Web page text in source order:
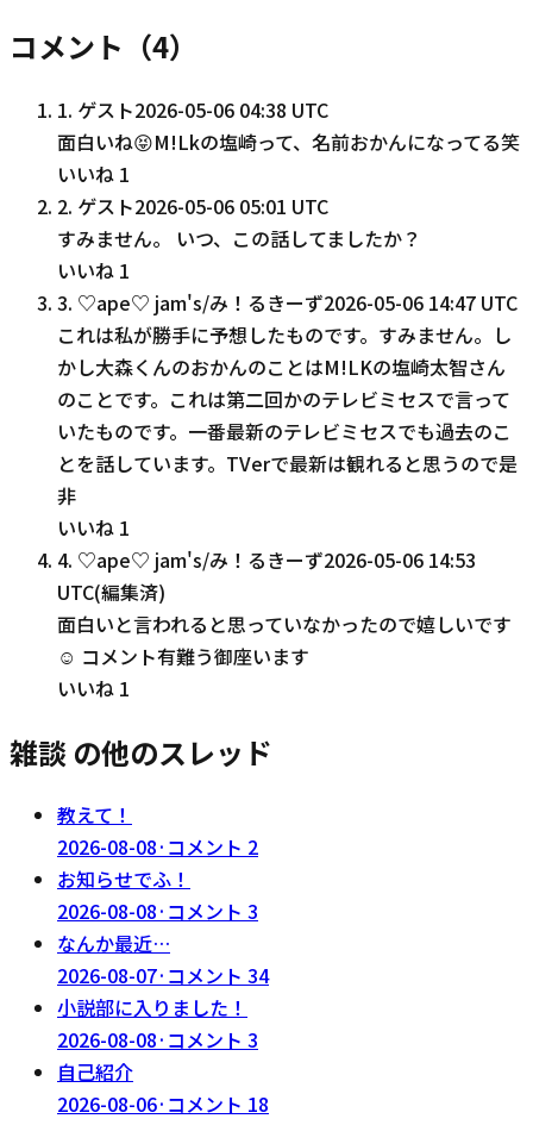
コメント（4）
1. ゲスト2026-05-06 04:38 UTC
面白いね😝M!Lkの塩崎って、名前おかんになってる笑
いいね 1
2. ゲスト2026-05-06 05:01 UTC
すみません。 いつ、この話してましたか？
いいね 1
3. ♡ape♡ jam's/み！るきーず2026-05-06 14:47 UTC
これは私が勝手に予想したものです。すみません。し
かし大森くんのおかんのことはM!LKの塩崎太智さん
のことです。これは第二回かのテレビミセスで言って
いたものです。一番最新のテレビミセスでも過去のこ
とを話しています。TVerで最新は観れると思うので是
非
いいね 1
4. ♡ape♡ jam's/み！るきーず2026-05-06 14:53
UTC(編集済)
面白いと言われると思っていなかったので嬉しいです
☺️ コメント有難う御座います
いいね 1
雑談 の他のスレッド
教えて！
2026-08-08· コメント 2
お知らせでふ！
2026-08-08· コメント 3
なんか最近…
2026-08-07· コメント 34
小説部に入りました！
2026-08-08· コメント 3
自己紹介
2026-08-06· コメント 18